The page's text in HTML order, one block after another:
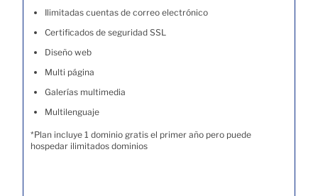
Ilimitadas cuentas de correo electrónico
Certificados de seguridad SSL
Diseño web
Multi página
Galerías multimedia
Multilenguaje
*Plan incluye 1 dominio gratis el primer año pero puede
hospedar ilimitados dominios